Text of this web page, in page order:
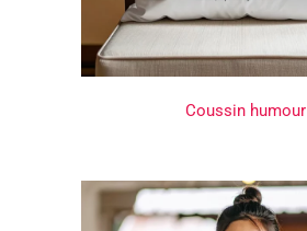
Coussin humour